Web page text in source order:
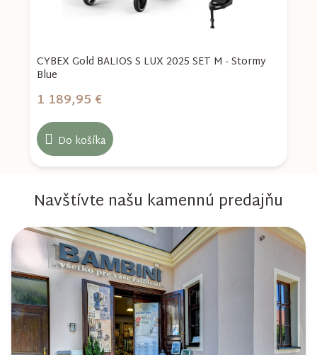
CYBEX Gold BALIOS S LUX 2025 SET M - Stormy
Blue
1 189,95 €
Do košíka
Navštívte našu kamennú predajňu